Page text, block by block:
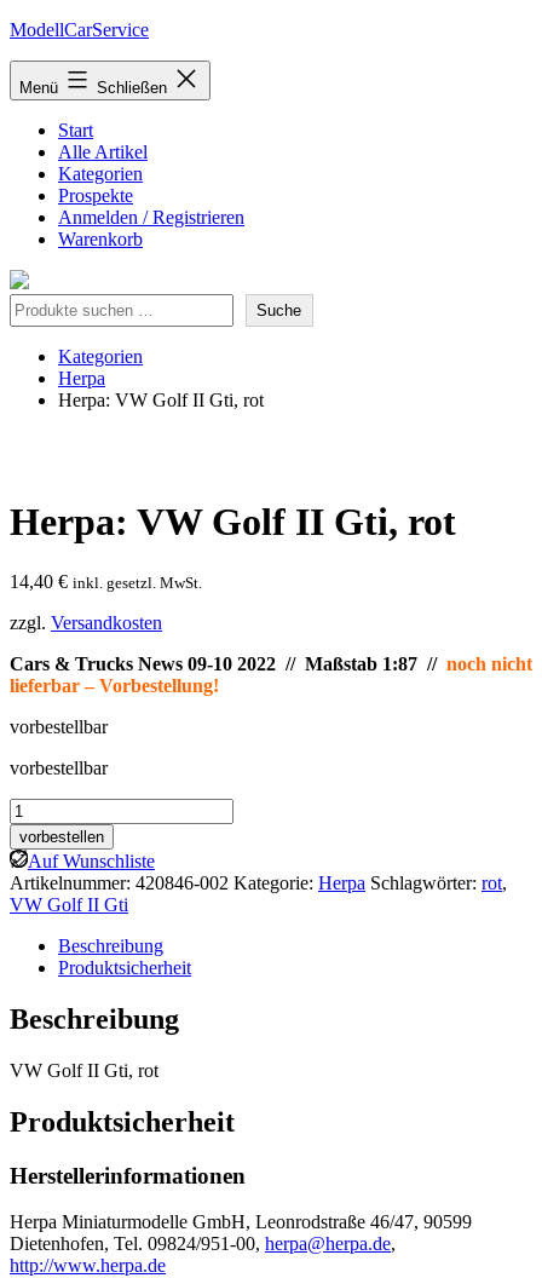
Zum
springen
ModellCarService
Menü Schließen
Start
Alle Artikel
Kategorien
Prospekte
Anmelden / Registrieren
Warenkorb
Suche Suche
Kategorien
Herpa
Herpa: VW Golf II Gti, rot
Herpa: VW Golf II Gti, rot
14,40 € inkl. gesetzl. MwSt.
zzgl. Versandkosten
Cars & Trucks News 09-10 2022 // Maßstab 1:87 // noch nicht
lieferbar – Vorbestellung!
vorbestellbar
vorbestellbar
Herpa:
VW
Golf
II
Gti,
rot
Menge
vorbestellen
Auf Wunschliste
Artikelnummer: 420846-002 Kategorie: Herpa Schlagwörter: rot,
VW Golf II Gti
Beschreibung
Produktsicherheit
Beschreibung
VW Golf II Gti, rot
Produktsicherheit
Herstellerinformationen
Herpa Miniaturmodelle GmbH, Leonrodstraße 46/47, 90599
Dietenhofen, Tel. 09824/951-00, herpa@herpa.de,
http://www.herpa.de